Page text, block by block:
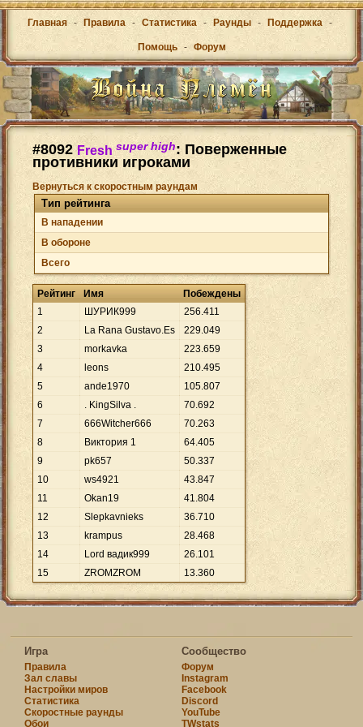
Главная - Правила - Статистика - Раунды - Поддержка -
Помощь - Форум
#8092Fresh super high: Поверженные
противники игроками
Вернуться к скоростным раундам
Тип рейтинга
В нападении
В обороне
Всего
Рейтинг Имя
Побеждены
1
ШУРИК999 256 411
2
La Rana Gustavo.Es 229 049
3
morkavka 223 659
4
leons 210 495
5
ande1970 105 807
6
. KingSilva . 70 692
7
666Witcher666 70 263
8
Виктория 1 64 405
9
pk657 50 337
10
ws4921 43 847
11
Okan19 41 804
12
Slepkavnieks 36 710
13
krampus 28 468
14
Lord вадик999 26 101
15
ZROMZROM 13 360
Игра
Правила
Зал славы
Настройки миров
Статистика
Скоростные раунды
Обои
Сообщество
Форум
Instagram
Facebook
Discord
YouTube
TWstats